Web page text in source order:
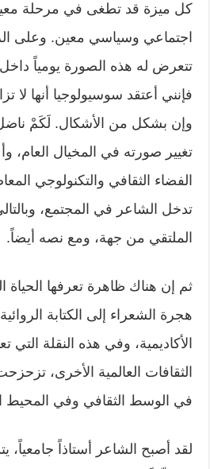
كل ميزة قد تطغى في مرحلة
اجتماعي وسياسي معين. وعلى
تتعرض له هذه الصورة يومياً داخل
فإنني أعتقد سوسيولوجيا أنها لا
وإن بشكل من الأشكال. لَكَمْ
تغيير صورته في المخيال العام،
الفضاء الثقافي والتكنولوجي
تدخل الشاعر في المجتمع،
الملتقي من جهة، ومع نصه أيضاً.
ثم إن هناك ظاهرة تعرفها الحياة
هجرة الشعراء إلى الكتابة
الأكاديمية، وفي هذه النقلة التي
الثقافات العالمية الأخرى،
في الوسط الثقافي وفي المحيط
لقد أصبح الشاعر أستاذاً جامعياً،